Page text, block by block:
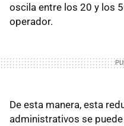
oscila entre los 20 y los
operador.
De esta manera, esta
administrativos se